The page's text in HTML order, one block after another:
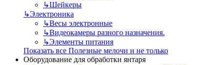
↳Шейкеры
↳Электроника
↳Весы электронные
↳Видеокамеры разного назначения.
↳Элементы питания
Показать все Полезные мелочи и не только
Оборудование для обработки янтаря